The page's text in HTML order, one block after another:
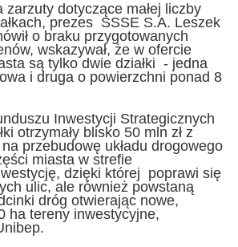
zarzuty dotyczące małej liczby
prezes SSSE S.A. Leszek
o braku przygotowanych
wskazywał, że w ofercie
są tylko dwie działki - jedna
i druga o powierzchni ponad 8
Inwestycji Strategicznych
otrzymały blisko 50 mln zł z
przebudowę układu drogowego
miasta w strefie
dzięki której poprawi się
ulic, ale również powstaną
dróg otwierając nowe,
ha tereny inwestycyjne,